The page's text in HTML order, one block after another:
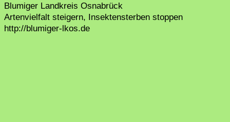
Blumiger Landkreis Osnabrück
Artenvielfalt steigern, Insektensterben stoppen
http://blumiger-lkos.de